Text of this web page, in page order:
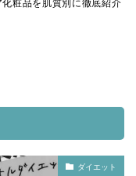
粧品を肌質別に徹底紹介
ダイエット